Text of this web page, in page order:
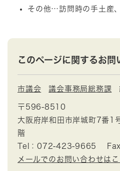
その他…訪問時の手土産
このページに関するお問
市議会 議会事務局総務課
〒596-8510
大阪府岸和田市岸城町7番
階
Tel：072-423-9665
メールでのお問い合わせは